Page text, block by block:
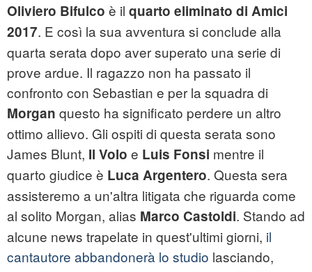
Oliviero Bifulco è il quarto eliminato di Amici
2017. E così la sua avventura si conclude alla
quarta serata dopo aver superato una serie di
prove ardue. Il ragazzo non ha passato il
confronto con Sebastian e per la squadra di
Morgan questo ha significato perdere un altro
ottimo allievo. Gli ospiti di questa serata sono
James Blunt, Il Volo e Luis Fonsi mentre il
quarto giudice è Luca Argentero. Questa sera
assisteremo a un'altra litigata che riguarda come
al solito Morgan, alias Marco Castoldi. Stando ad
alcune news trapelate in quest'ultimi giorni, il
cantautore abbandonerà lo studio lasciando,